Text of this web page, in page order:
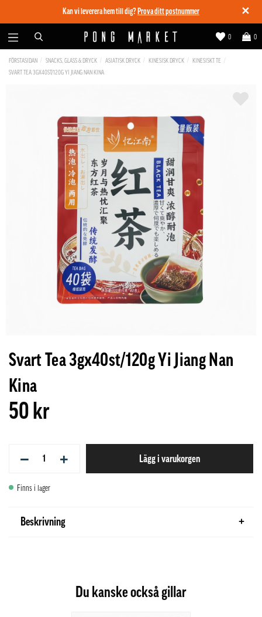
✕
Kan vi leverera hem till dig? Prova ditt postnummer
0
0
FÖRSTASIDAN SNACKS, GLASS & DRYCK ASIATISK DRYCK KINESISK DRYCK
KINESISKT TE
SVART TEA 3GX40ST/120G YI JIANG NAN KINA
Svart Tea 3gx40st/120g Yi Jiang Nan
Kina
50 kr
− + Lägg i varukorgen
Finns i lager
Beskrivning
Du kanske också gillar